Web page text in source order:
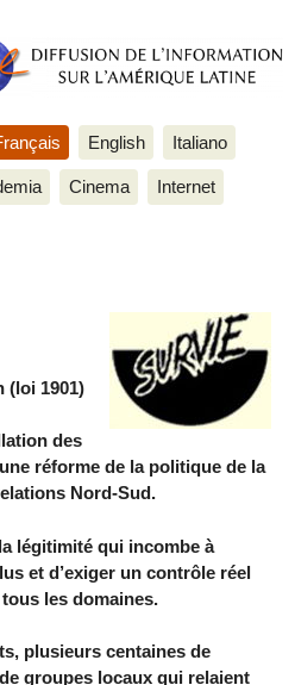
English Italiano
Cinema Internet
(loi 1901)
des
réforme de la politique de la
Nord-Sud.
légitimité qui incombe à
et d’exiger un contrôle réel
les domaines.
plusieurs centaines de
groupes locaux qui relaient